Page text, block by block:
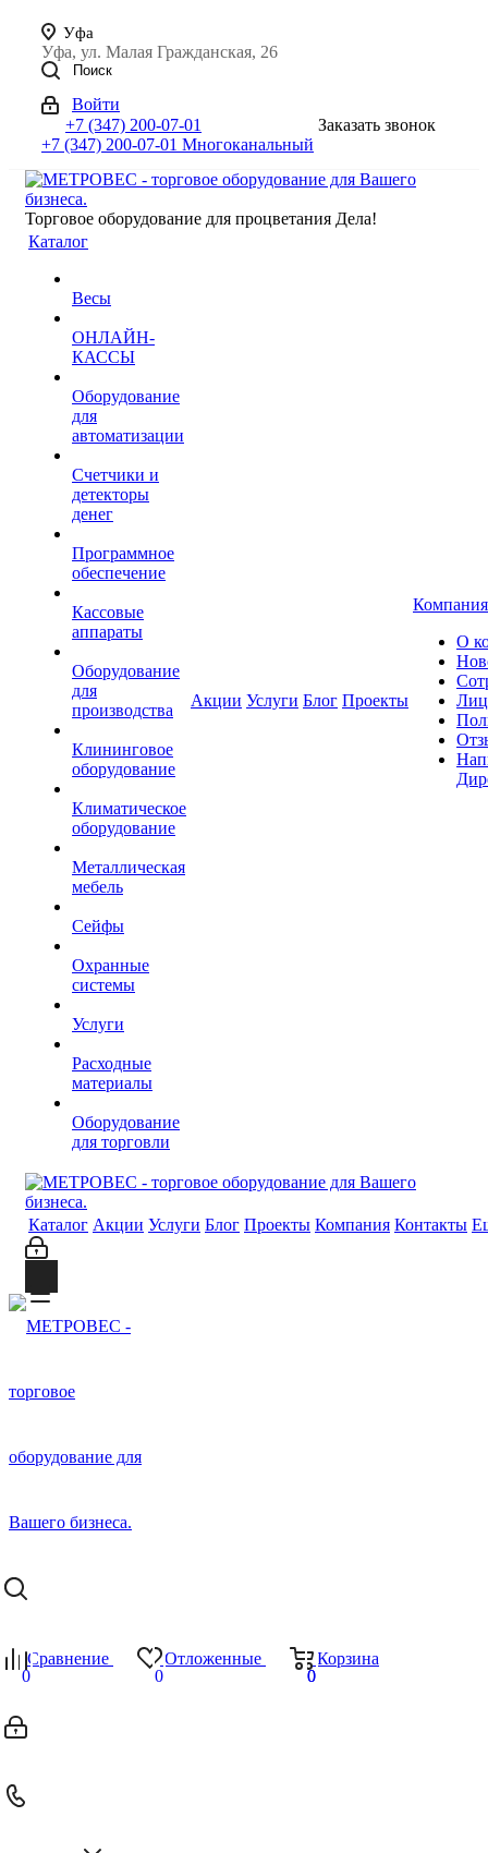
Уфа
Уфа, ул. Малая Гражданская, 26
Поиск
Войти
+7 (347) 200-07-01
+7 (347) 200-07-01 Многоканальный
Заказать звонок
Торговое оборудование для процветания Дела!
Каталог
Весы
ОНЛАЙН-
КАССЫ
Оборудование
для
автоматизации
Счетчики и
детекторы
денег
Программное
обеспечение
Кассовые
аппараты
Оборудование
для
производства
Клининговое
оборудование
Климатическое
оборудование
Металлическая
мебель
Сейфы
Охранные
системы
Услуги
Расходные
материалы
Оборудование
для торговли
Акции Услуги Блог Проекты
Компания
О
Каталог Акции Услуги Блог Проекты Компания Контакты
Сравнение
0
Отложенные
0
Корзина
0
0